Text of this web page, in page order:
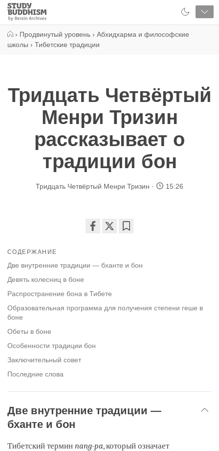
Close
Study
Buddhism
› Продвинутый уровень › Абхидхарма и философские
школы › Тибетские традиции
Тридцать Четвёртый
Менри Тризин
рассказывает о
традиции бон
Тридцать Четвёртый Менри Тризин 15:26
facebook
СОДЕРЖАНИЕ
Две внутренние традиции — бханте и бон
Девять колесниц в боне
Распространение бона в Тибете
Образовательная программа для получения степени геше в
боне
Обеты в боне
Особенности традиции бон
Заключительный совет
Последние слова
Две внутренние традиции —
бханте и бон
Тибетский термин nang-pa, который означает